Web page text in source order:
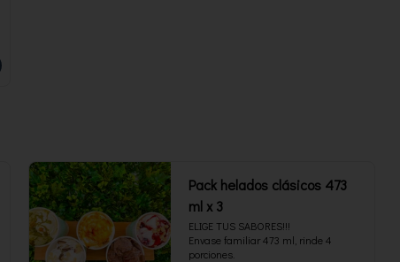
Pack helados clásicos 473
ml x 3
ELIGE TUS SABORES!!!
Envase familiar 473 ml, rinde 4
porciones.